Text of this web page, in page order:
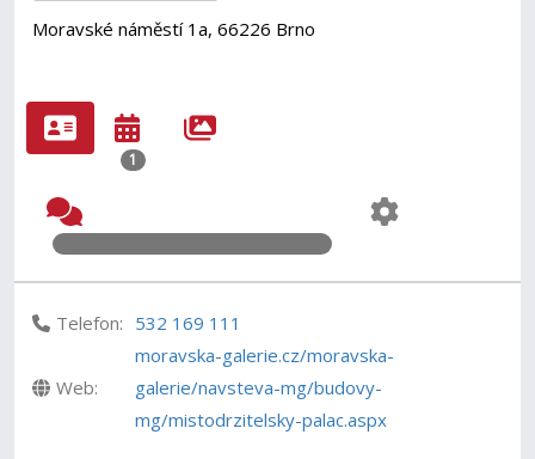
Moravské náměstí 1a, 66226 Brno
1
Telefon: 532 169 111
Web:
moravska-galerie.cz/moravska-
galerie/navsteva-mg/budovy-
mg/mistodrzitelsky-palac.aspx